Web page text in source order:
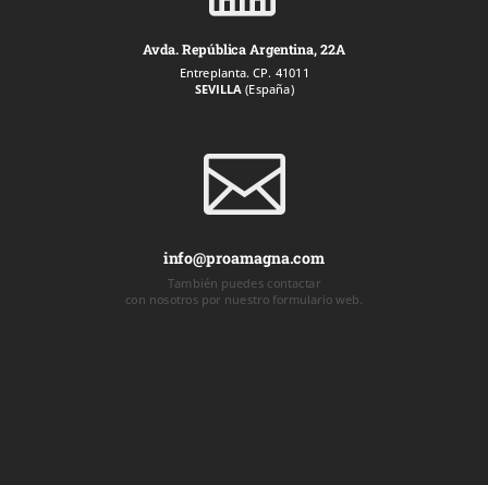
Avda. República Argentina, 22A
Entreplanta. CP. 41011
SEVILLA (España)

info@proamagna.com
También puedes contactar
con nosotros por nuestro formulario web.